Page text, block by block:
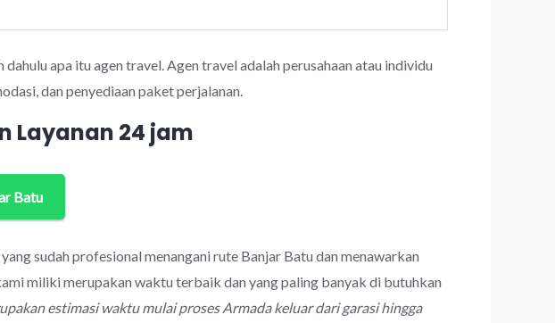
apa itu agen travel. Agen travel adalah perusahaan atau individu
dan penyediaan paket perjalanan.
Layanan 24 jam
Batu
sudah profesional menangani rute Banjar Batu dan menawarkan
miliki merupakan waktu terbaik dan yang paling banyak di butuhkan
estimasi waktu mulai proses Armada keluar dari garasi hingga